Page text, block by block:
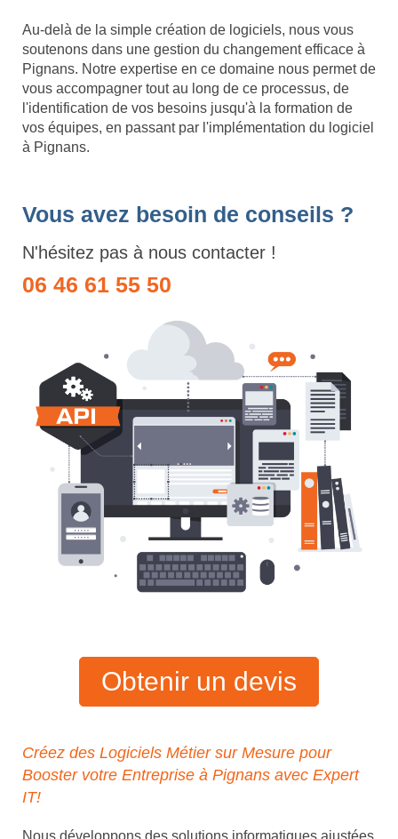
Au-delà de la simple création de logiciels, nous vous
soutenons dans une gestion du changement efficace à
Pignans. Notre expertise en ce domaine nous permet de
vous accompagner tout au long de ce processus, de
l'identification de vos besoins jusqu'à la formation de
vos équipes, en passant par l'implémentation du logiciel
à Pignans.
Vous avez besoin de conseils ?
N'hésitez pas à nous contacter !
06 46 61 55 50
Obtenir un devis
Créez des Logiciels Métier sur Mesure pour
Booster votre Entreprise à Pignans avec Expert
IT!